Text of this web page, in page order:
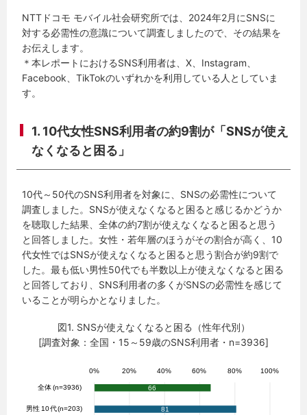
NTTドコモ モバイル社会研究所では、2024年2月にSNSに
対する必需性の意識について調査しましたので、その結果を
お伝えします。
＊本レポートにおけるSNS利用者は、X、Instagram、
Facebook、TikTokのいずれかを利用している人としていま
す。
1. 10代女性SNS利用者の約9割が「SNSが使え
なくなると困る」
10代～50代のSNS利用者を対象に、SNSの必需性について
調査しました。SNSが使えなくなると困ると感じるかどうか
を聴取した結果、全体の約7割が使えなくなると困ると思う
と回答しました。女性・若年層のほうがその割合が高く、10
代女性ではSNSが使えなくなると困ると思う割合が約9割で
した。最も低い男性50代でも半数以上が使えなくなると困る
と回答しており、SNS利用者の多くがSNSの必需性を感じて
いることが明らかとなりました。
図1. SNSが使えなくなると困る（性年代別）
[調査対象：全国・15～59歳のSNS利用者・n=3936]